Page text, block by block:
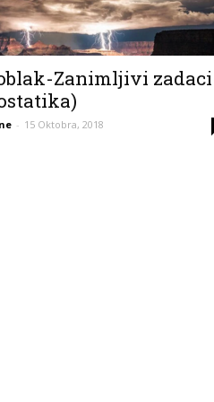
Zanimljivi zadaci
- 15 Oktobra, 2018